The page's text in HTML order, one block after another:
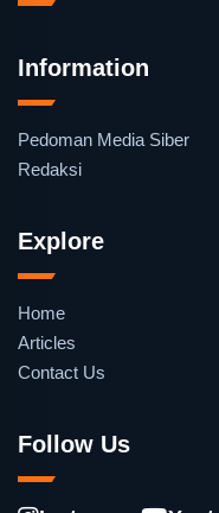
Information
Pedoman Media Siber
Redaksi
Explore
Home
Articles
Contact Us
Follow Us